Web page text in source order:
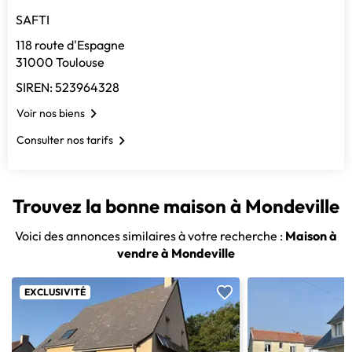
SAFTI
118 route d'Espagne
31000 Toulouse
SIREN: 523964328
Voir nos biens
Consulter nos tarifs
Trouvez la bonne maison à Mondeville
Voici des annonces similaires à votre recherche : Maison à
vendre à Mondeville
EXCLUSIVITÉ